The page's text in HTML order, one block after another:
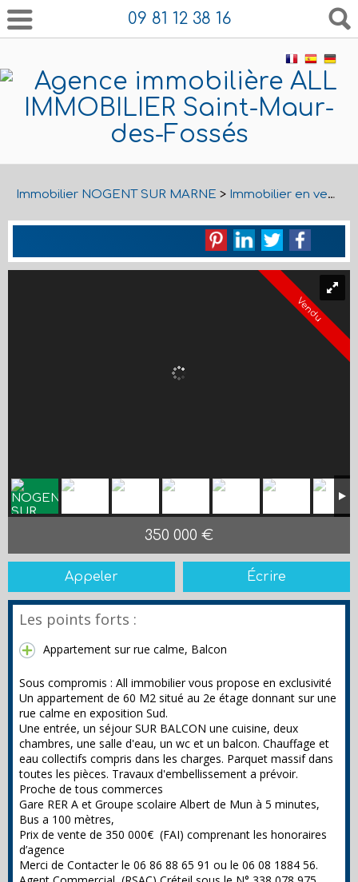
09 81 12 38 16
Immobilier NOGENT SUR MARNE > Immobilier en vente NOGENT SUR MARNE
Vendu
350 000 €
Appeler Écrire
Les points forts :
Appartement sur rue calme, Balcon
Sous compromis : All immobilier vous propose en exclusivité
Un appartement de 60 M2 situé au 2e étage donnant sur une
rue calme en exposition Sud.
Une entrée, un séjour SUR BALCON une cuisine, deux
chambres, une salle d'eau, un wc et un balcon. Chauffage et
eau collectifs compris dans les charges. Parquet massif dans
toutes les pièces. Travaux d'embellissement a prévoir.
Proche de tous commerces
Gare RER A et Groupe scolaire Albert de Mun à 5 minutes,
Bus a 100 mètres,
Prix de vente de 350 000€ (FAI) comprenant les honoraires
d’agence
Merci de Contacter le 06 86 88 65 91 ou le 06 08 1884 56.